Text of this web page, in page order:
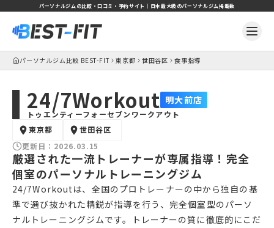
パーソナルジムの比較・口コミ・予約サイト｜日本最大級のパーソナルジム掲載数
パーソナルジム比較 BEST-FIT 東京都 世田谷区 食事指導
24/7Workout 明大前店
トゥエンティーフォーセブンワークアウト
東京都
世田谷区
更新日： 2026.03.15
厳選された一流トレーナーが専属指導！完全
個室のパーソナルトレーニングジム
24/7Workoutは、全国のプロトレーナーの中から独自の基
準で選び抜かれた精鋭が指導を行う、完全個室型のパーソ
ナルトレーニングジムです。トレーナーの質に徹底的にこだ